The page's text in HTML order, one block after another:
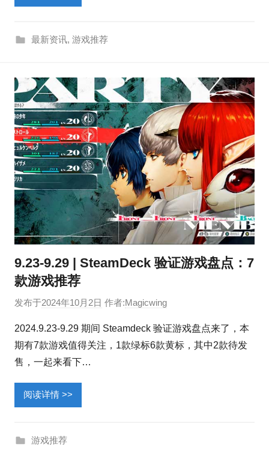
最新资讯, 游戏推荐
9.23-9.29 | SteamDeck 验证游戏盘点：7
款游戏推荐
发布于2024年10月2日 作者:Magicwing
2024.9.23-9.29 期间 Steamdeck 验证游戏盘点来了，本
期有7款游戏值得关注，1款绿标6款黄标，其中2款待发
售，一起来看下…
阅读详情 >>
游戏推荐